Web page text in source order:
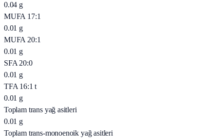
0.04 g
MUFA 17:1
0.01 g
MUFA 20:1
0.01 g
SFA 20:0
0.01 g
TFA 16:1 t
0.01 g
Toplam trans yağ asitleri
0.01 g
Toplam trans-monoenoik yağ asitleri